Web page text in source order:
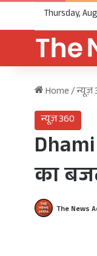
Thursday,
Home/न्यूज़
न्यूज़ 360
का
The News